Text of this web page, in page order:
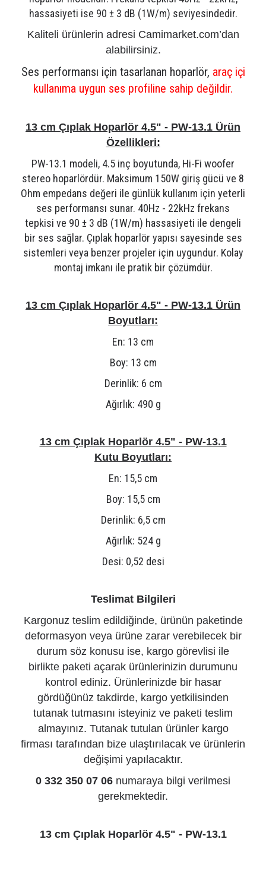
hassasiyeti ise 90 ± 3 dB (1W/m) seviyesindedir.
Kaliteli ürünlerin adresi Camimarket.com’dan
alabilirsiniz.
Ses performansı için tasarlanan hoparlör, araç içi
kullanıma uygun ses profiline sahip değildir.
13 cm Çıplak Hoparlör 4.5" - PW-13.1 Ürün
Özellikleri:
PW-13.1 modeli, 4.5 inç boyutunda, Hi-Fi woofer
stereo hoparlördür. Maksimum 150W giriş gücü ve 8
Ohm empedans değeri ile günlük kullanım için yeterli
ses performansı sunar. 40Hz - 22kHz frekans
tepkisi ve 90 ± 3 dB (1W/m) hassasiyeti ile dengeli
bir ses sağlar. Çıplak hoparlör yapısı sayesinde ses
sistemleri veya benzer projeler için uygundur. Kolay
montaj imkanı ile pratik bir çözümdür.
13 cm Çıplak Hoparlör 4.5" - PW-13.1 Ürün
Boyutları:
En: 13 cm
Boy: 13 cm
Derinlik: 6 cm
Ağırlık: 490 g
13 cm Çıplak Hoparlör 4.5" - PW-13.1
Kutu Boyutları:
En: 15,5 cm
Boy: 15,5 cm
Derinlik: 6,5 cm
Ağırlık: 524 g
Desi: 0,52 desi
Teslimat Bilgileri
Kargonuz teslim edildiğinde, ürünün paketinde
deformasyon veya ürüne zarar verebilecek bir
durum söz konusu ise, kargo görevlisi ile
birlikte paketi açarak ürünlerinizin durumunu
kontrol ediniz. Ürünlerinizde bir hasar
gördüğünüz takdirde, kargo yetkilisinden
tutanak tutmasını isteyiniz ve paketi teslim
almayınız. Tutanak tutulan ürünler kargo
firması tarafından bize ulaştırılacak ve ürünlerin
değişimi yapılacaktır.
0 332 350 07 06 numaraya bilgi verilmesi
gerekmektedir.
13 cm Çıplak Hoparlör 4.5" - PW-13.1